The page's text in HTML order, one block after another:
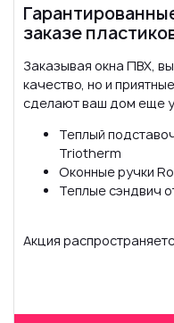
заказе
Заказывая окна ПВХ,
качество, но и
сделают ваш дом еще
Теплый
Triotherm
Оконные ручки
Теплые сэндвич
Акция